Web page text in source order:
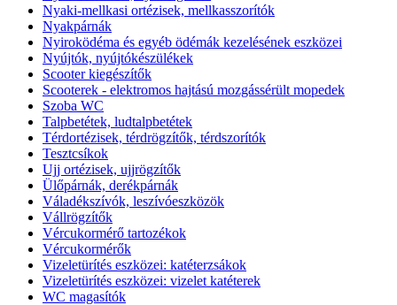
Nyaki-mellkasi ortézisek, mellkasszorítók
Nyakpárnák
Nyiroködéma és egyéb ödémák kezelésének eszközei
Nyújtók, nyújtókészülékek
Scooter kiegészítők
Scooterek - elektromos hajtású mozgássérült mopedek
Szoba WC
Talpbetétek, ludtalpbetétek
Térdortézisek, térdrögzítők, térdszorítók
Tesztcsíkok
Ujj ortézisek, ujjrögzítők
Ülőpárnák, derékpárnák
Váladékszívók, leszívóeszközök
Vállrögzítők
Vércukormérő tartozékok
Vércukormérők
Vizeletürítés eszközei: katéterzsákok
Vizeletürítés eszközei: vizelet katéterek
WC magasítók